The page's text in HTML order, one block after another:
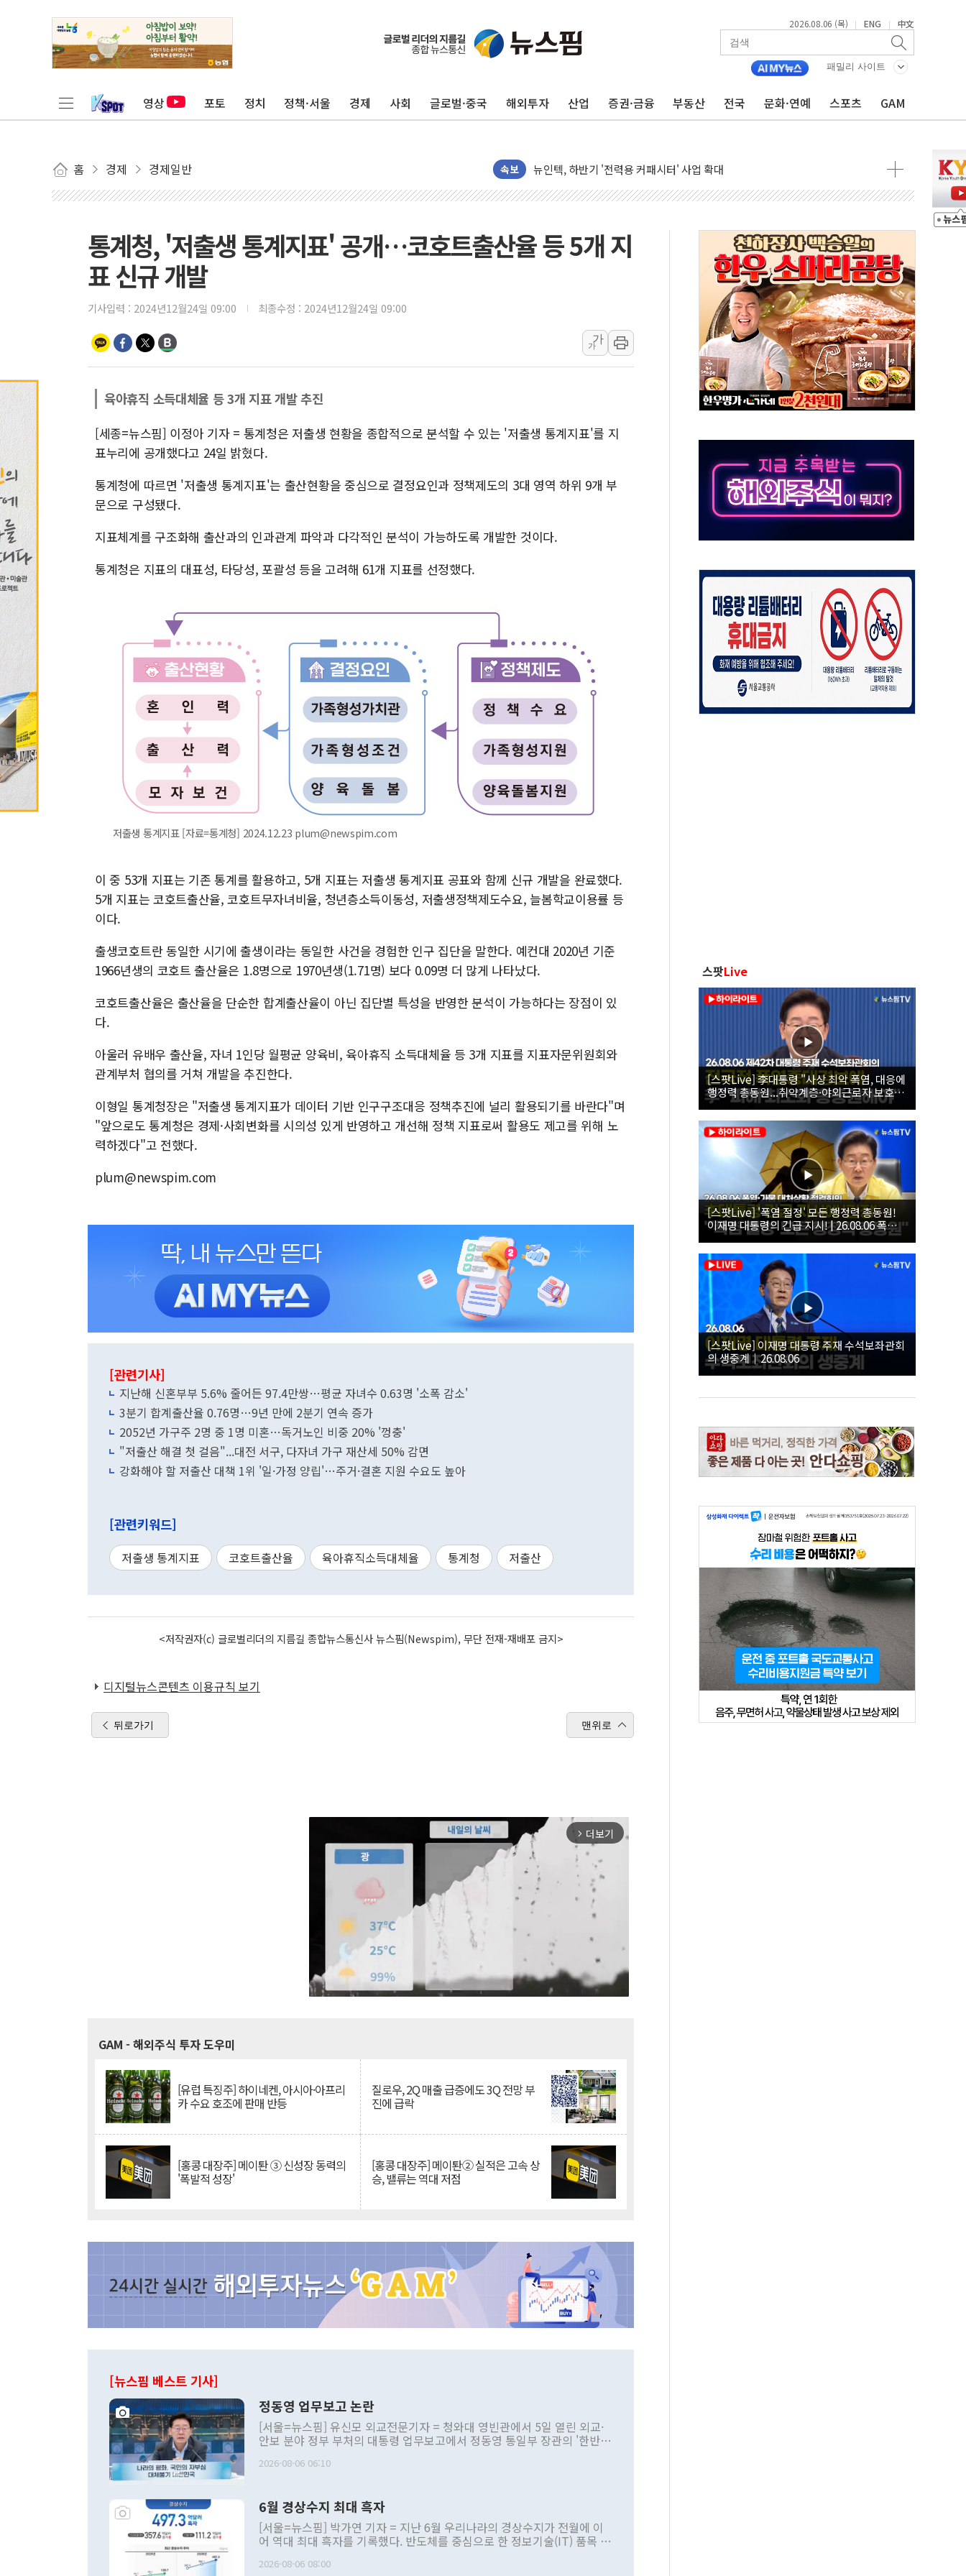
2026.08.06 (목) | ENG | 中文
패밀리 사이트
영상 포토 정치 정책·서울 경제 사회 글로벌·중국 해외투자 산업 증권·금융 부동산 전국 문화·연예 스포츠 GAM
홈 경제 경제일반 속보
[단독] "입주민 갑질 아니다"…원주 A아파트 '입주민 3인방' 정면 반박
유인우주선 달 착륙지 선정 밑그림, 중국 全月 1대 5백만 지질도 완성
듀오백 정관영 대표, 자사주 추가 매입
BGF리테일, 2분기 영업익 849억원…전년 比 22.3%↑
포스코, 희귀가스 사업 항공우주·방산으로 넓힌다
진원생명과학, '코로나19 DNA 백신 플랫폼' 美 특허 확보
경북도·대구시 '2차 공공기관 이전' 대응 '맞손'
서울 아파트값 0.26%↑…상승폭 커졌지만 고가주택 밀집된 강남·서초 둔화
효성중공업, 덴마크에 초고압변압기 첫 공급...국가 전력망에 첫 입성
딥시크, AI 서비스 가격 대대적 인상 계획...업계 파장 예고
CJ프레시웨이, 2분기 영업익 14.2% 감소…"온라인 사업으로 성장"
초박빙 경선에 친명계 '추가 투표' 요구...친청계 응집력 '희석' 전략 통할까
구리시 입주업종 확대…'현대 테라타워 구리갈매' 공급
KCC, 실적은 주춤했지만…'매출 절반' 실리콘 반등에 하반기 기대
장동혁 "李대통령 재판 재개해야 여론조사 51.9%…그것이 국민의 뜻"
日, 아키타에 일본 최대 규모의 AI 데이터센터 건설 추진
[종합] 李대통령 "취약계층 안부에 AI 활용…이주노동자 폭염 방치, 국격 훼손"
통계청, '저출생 통계지표' 공개…코호트출산율 등 5개 지
표 신규 개발
기사입력 : 2024년12월24일 09:00 최종수정 : 2024년12월24일 09:00
가
가
육아휴직 소득대체율 등 3개 지표 개발 추진
[세종=뉴스핌] 이정아 기자 = 통계청은 저출생 현황을 종합적으로 분석할 수 있는 '저출생 통계지표'를 지
표누리에 공개했다고 24일 밝혔다.
통계청에 따르면 '저출생 통계지표'는 출산현황을 중심으로 결정요인과 정책제도의 3대 영역 하위 9개 부
문으로 구성됐다.
지표체계를 구조화해 출산과의 인과관계 파악과 다각적인 분석이 가능하도록 개발한 것이다.
통계청은 지표의 대표성, 타당성, 포괄성 등을 고려해 61개 지표를 선정했다.
저출생 통계지표 [자료=통계청] 2024.12.23 plum@newspim.com
이 중 53개 지표는 기존 통계를 활용하고, 5개 지표는 저출생 통계지표 공표와 함께 신규 개발을 완료했다.
5개 지표는 코호트출산율, 코호트무자녀비율, 청년층소득이동성, 저출생정책제도수요, 늘봄학교이용률 등
이다.
출생코호트란 동일한 시기에 출생이라는 동일한 사건을 경험한 인구 집단을 말한다. 예컨대 2020년 기준
1966년생의 코호트 출산율은 1.8명으로 1970년생(1.71명) 보다 0.09명 더 많게 나타났다.
코호트출산율은 출산율을 단순한 합계출산율이 아닌 집단별 특성을 반영한 분석이 가능하다는 장점이 있
다.
아울러 유배우 출산율, 자녀 1인당 월평균 양육비, 육아휴직 소득대체율 등 3개 지표를 지표자문위원회와
관계부처 협의를 거쳐 개발을 추진한다.
이형일 통계청장은 "저출생 통계지표가 데이터 기반 인구구조대응 정책추진에 널리 활용되기를 바란다"며
"앞으로도 통계청은 경제·사회변화를 시의성 있게 반영하고 개선해 정책 지표로써 활용도 제고를 위해 노
력하겠다"고 전했다.
plum@newspim.com
[관련기사]
지난해 신혼부부 5.6% 줄어든 97.4만쌍…평균 자녀수 0.63명 '소폭 감소'
3분기 합계출산율 0.76명…9년 만에 2분기 연속 증가
2052년 가구주 2명 중 1명 미혼…독거노인 비중 20% '껑충'
"저출산 해결 첫 걸음"...대전 서구, 다자녀 가구 재산세 50% 감면
강화해야 할 저출산 대책 1위 '일·가정 양립'…주거·결혼 지원 수요도 높아
[관련키워드]
저출생 통계지표 코호트출산율 육아휴직소득대체율 통계청 저출산
<저작권자(c) 글로벌리더의 지름길 종합뉴스통신사 뉴스핌(Newspim), 무단 전재-재배포 금지>
디지털뉴스콘텐츠 이용규칙 보기
뒤로가기 맨위로
arrow_forward_ios 더보기
GAM - 해외주식 투자 도우미
[유럽 특징주] 하이네켄, 아시아·아프리
카 수요 호조에 판매 반등
질로우, 2Q 매출 급증에도 3Q 전망 부
진에 급락
[홍콩 대장주] 메이퇀 ③ 신성장 동력의
'폭발적 성장'
[홍콩 대장주] 메이퇀② 실적은 고속 상
승, 밸류는 역대 저점
[뉴스핌 베스트 기사]
정동영 업무보고 논란
[서울=뉴스핌] 유신모 외교전문기자 = 청와대 영빈관에서 5일 열린 외교·
안보 분야 정부 부처의 대통령 업무보고에서 정동영 통일부 장관의 '한반도
발언 중에는 정부 내 조율을 거치지 않은 사안을 정책으로 추진하겠다고 공
주의적 희망에 근거한 비현실적 구상'이라는 비판을 내놨다. 그동안 정 장
관의 대북 정책 관련 발언이 물의를 빚은 적은 여러 번 있지만 대통령과 유
관 부처 장관이 공개적으로 부정적 입장을 표명한 것은 이례적이다. 정 장
관의 무리한 대북 접근법과 월권을 제어해야 한다는 목소리도 높아지고 있
다. [정동영 통일부 장관이 지난달 23일 오후 서울 종로구 정부서울청사에
2026-08-06 06:10
6월 경상수지 최대 흑자
[서울=뉴스핌] 박가연 기자 = 지난 6월 우리나라의 경상수지가 전월에 이
어 역대 최대 흑자를 기록했다. 반도체를 중심으로 한 정보기술(IT) 품목 수
료=한국은행] 한국은행이 6일 발표한 '2026년 6월 국제수지(잠정)'에 따르
2026-08-06 08:00
스팟Live
[스팟Live] 李대통령 "사상 최악 폭염, 대응에
행정력 총동원...취약계층·야외근로자 보호에
힘써야"｜26.08.06 제42차 대통령 주재 수석
보좌관회의
[스팟Live] '폭염 절정' 모든 행정력 총동원!
이재명 대통령의 긴급 지시! | 26.08.06 폭염•
가뭄 대처상황 점검회의
[스팟Live] 이재명 대통령 주재 수석보좌관회
의 생중계｜26.08.06